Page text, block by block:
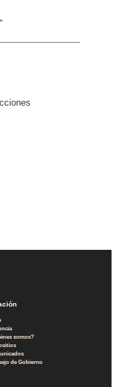
somos?
de Gobierno